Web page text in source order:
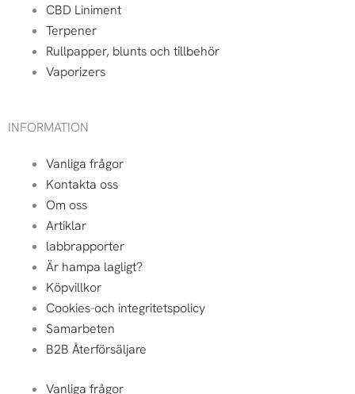
CBD Liniment
Terpener
Rullpapper, blunts och tillbehör
Vaporizers
INFORMATION
Vanliga frågor
Kontakta oss
Om oss
Artiklar
labbrapporter
Är hampa lagligt?
Köpvillkor
Cookies-och integritetspolicy
Samarbeten
B2B Återförsäljare
Vanliga frågor